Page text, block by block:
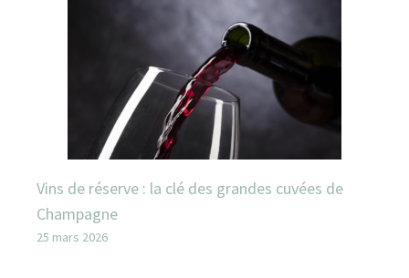
Vins de réserve : la clé des grandes cuvées de
Champagne
25 mars 2026